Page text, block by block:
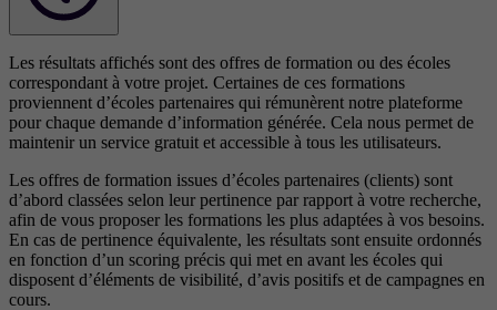
Les résultats affichés sont des offres de formation ou des écoles
correspondant à votre projet. Certaines de ces formations
proviennent d’écoles partenaires qui rémunèrent notre plateforme
pour chaque demande d’information générée. Cela nous permet de
maintenir un service gratuit et accessible à tous les utilisateurs.
Les offres de formation issues d’écoles partenaires (clients) sont
d’abord classées selon leur pertinence par rapport à votre recherche,
afin de vous proposer les formations les plus adaptées à vos besoins.
En cas de pertinence équivalente, les résultats sont ensuite ordonnés
en fonction d’un scoring précis qui met en avant les écoles qui
disposent d’éléments de visibilité, d’avis positifs et de campagnes en
cours.